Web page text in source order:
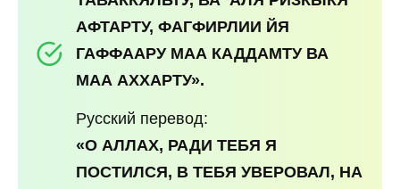
АФТАРТУ, ФАГФИРЛИИ ЙЯ
ГАФФААРУ МАА КАДДАМТУ ВА
МАА АХХАРТУ».
Русский перевод:
«О АЛЛАХ, РАДИ ТЕБЯ Я
ПОСТИЛСЯ, В ТЕБЯ УВЕРОВАЛ, НА